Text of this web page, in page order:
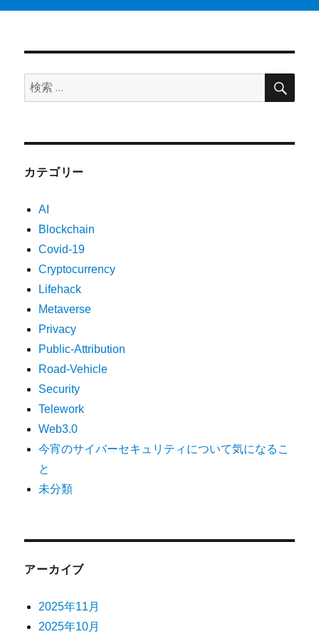
検
索:
検
カテゴリー
AI
Blockchain
Covid-19
Cryptocurrency
Lifehack
Metaverse
Privacy
Public-Attribution
Road-Vehicle
Security
Telework
Web3.0
今宵のサイバーセキュリティについて気になるこ
と
未分類
アーカイブ
2025年11月
2025年10月